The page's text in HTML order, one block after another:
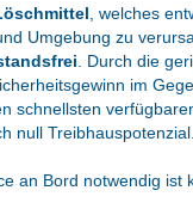
, welches
Umgebung zu
. Durch die
im
schnellsten
null Treibhauspotenzial.
an Bord notwendig ist